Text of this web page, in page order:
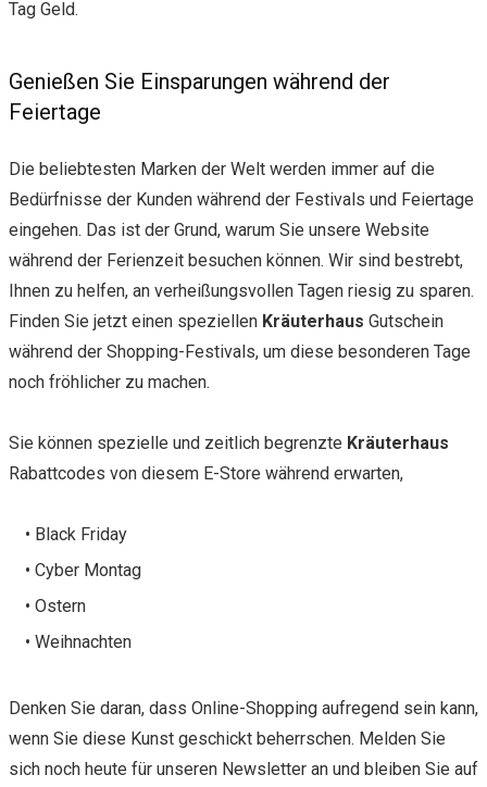
Tag Geld.
Genießen Sie Einsparungen während der
Feiertage
Die beliebtesten Marken der Welt werden immer auf die
Bedürfnisse der Kunden während der Festivals und Feiertage
eingehen. Das ist der Grund, warum Sie unsere Website
während der Ferienzeit besuchen können. Wir sind bestrebt,
Ihnen zu helfen, an verheißungsvollen Tagen riesig zu sparen.
Finden Sie jetzt einen speziellen Kräuterhaus Gutschein
während der Shopping-Festivals, um diese besonderen Tage
noch fröhlicher zu machen.
Sie können spezielle und zeitlich begrenzte Kräuterhaus
Rabattcodes von diesem E-Store während erwarten,
• Black Friday
• Cyber Montag
• Ostern
• Weihnachten
Denken Sie daran, dass Online-Shopping aufregend sein kann,
wenn Sie diese Kunst geschickt beherrschen. Melden Sie
sich noch heute für unseren Newsletter an und bleiben Sie auf